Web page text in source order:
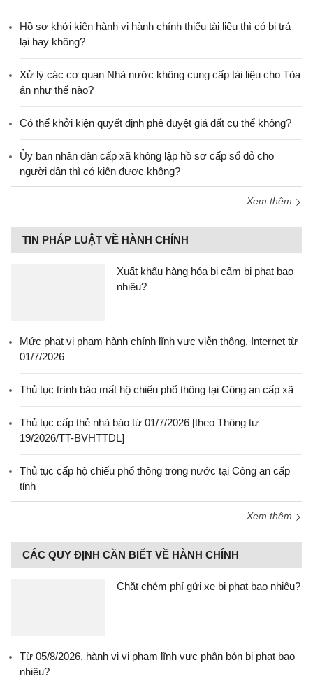
Hồ sơ khởi kiện hành vi hành chính thiếu tài liệu thì có bị trả
lại hay không?
Xử lý các cơ quan Nhà nước không cung cấp tài liệu cho Tòa
án như thế nào?
Có thể khởi kiện quyết định phê duyệt giá đất cụ thể không?
Ủy ban nhân dân cấp xã không lập hồ sơ cấp sổ đỏ cho
người dân thì có kiện được không?
Xem thêm
TIN PHÁP LUẬT VỀ HÀNH CHÍNH
Xuất khẩu hàng hóa bị cấm bị phạt bao
nhiêu?
Mức phạt vi phạm hành chính lĩnh vực viễn thông, Internet từ
01/7/2026
Thủ tục trình báo mất hộ chiếu phổ thông tại Công an cấp xã
Thủ tục cấp thẻ nhà báo từ 01/7/2026 [theo Thông tư
19/2026/TT-BVHTTDL]
Thủ tục cấp hộ chiếu phổ thông trong nước tại Công an cấp
tỉnh
Xem thêm
CÁC QUY ĐỊNH CẦN BIẾT VỀ HÀNH CHÍNH
Chặt chém phí gửi xe bị phạt bao nhiêu?
Từ 05/8/2026, hành vi vi phạm lĩnh vực phân bón bị phạt bao
nhiêu?